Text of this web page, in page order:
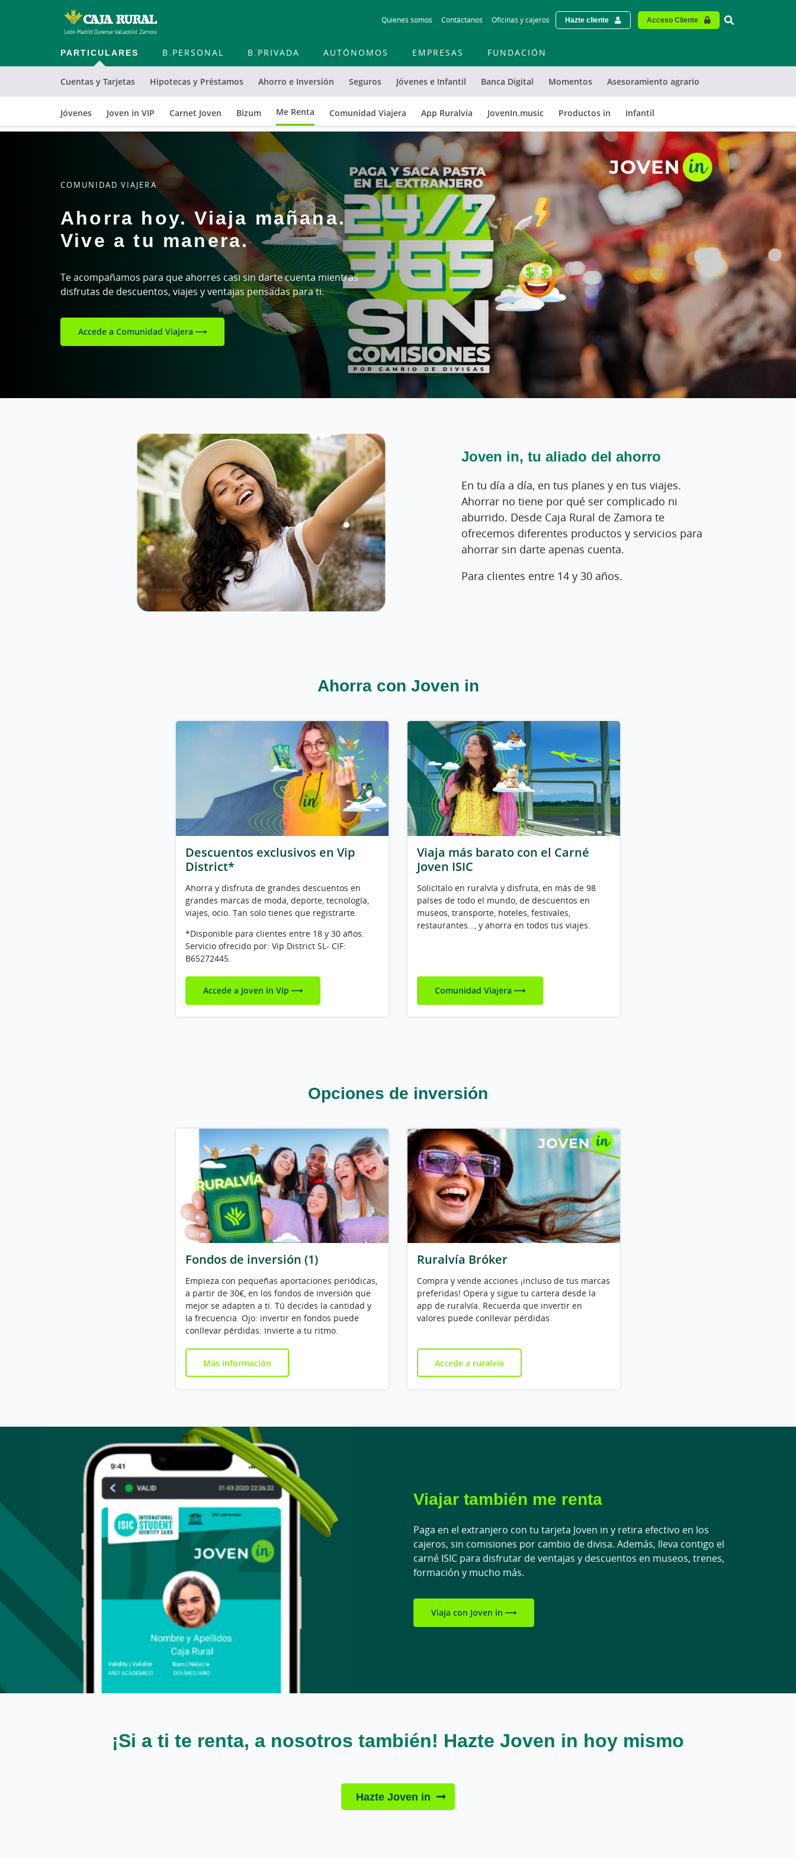
to
contentt
Quienes somos Contáctanos Oficinas y cajeros Hazte cliente Acceso Cliente Vinculo -
PARTICULARES
Cuentas y Tarjetas Hipotecas y Préstamos Ahorro e Inversión Seguros Jóvenes e Infantil
Jóvenes Joven in VIP Carnet Joven Bizum Me Renta Comunidad Viajera App Ruralvía JovenIn.music Productos in Infantil
Banca Digital Momentos Asesoramiento agrario
B.PERSONAL B.PRIVADA AUTÓNOMOS EMPRESAS FUNDACIÓN
COMUNIDAD VIAJERA
Ahorra hoy. Viaja mañana.
Vive a tu manera.
Te acompañamos para que ahorres casi sin darte cuenta mientras
disfrutas de descuentos, viajes y ventajas pensadas para ti.
Accede a Comunidad Viajera
Joven in, tu aliado del ahorro
En tu día a día, en tus planes y en tus viajes.
Ahorrar no tiene por qué ser complicado ni
aburrido. Desde Caja Rural de Zamora te
ofrecemos diferentes productos y servicios para
ahorrar sin darte apenas cuenta.
Para clientes entre 14 y 30 años.
Ahorra con Joven in
Descuentos exclusivos en Vip
District*
Ahorra y disfruta de grandes descuentos en
grandes marcas de moda, deporte, tecnología,
viajes, ocio. Tan solo tienes que registrarte.
*Disponible para clientes entre 18 y 30 años.
Servicio ofrecido por: Vip District SL- CIF:
B65272445.
Accede a Joven in Vip
Viaja más barato con el Carné
Joven ISIC
Solicítalo en ruralvía y disfruta, en más de 98
países de todo el mundo, de descuentos en
museos, transporte, hoteles, festivales,
restaurantes…, y ahorra en todos tus viajes.
Comunidad Viajera
Opciones de inversión
Fondos de inversión (1)
Empieza con pequeñas aportaciones periódicas,
a partir de 30€, en los fondos de inversión que
mejor se adapten a ti. Tú decides la cantidad y
la frecuencia. Ojo: invertir en fondos puede
conllevar pérdidas. Invierte a tu ritmo.
Más información
Ruralvía Bróker
Compra y vende acciones ¡incluso de tus marcas
preferidas! Opera y sigue tu cartera desde la
app de ruralvía. Recuerda que invertir en
valores puede conllevar pérdidas.
Accede a ruralvía
Viajar también me renta
Paga en el extranjero con tu tarjeta Joven in y retira efectivo en los
cajeros, sin comisiones por cambio de divisa. Además, lleva contigo el
carné ISIC para disfrutar de ventajas y descuentos en museos, trenes,
formación y mucho más.
Viaja con Joven in
¡Si a ti te renta, a nosotros también! Hazte Joven in hoy mismo
Hazte Joven in